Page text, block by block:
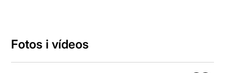
Fotos i vídeos